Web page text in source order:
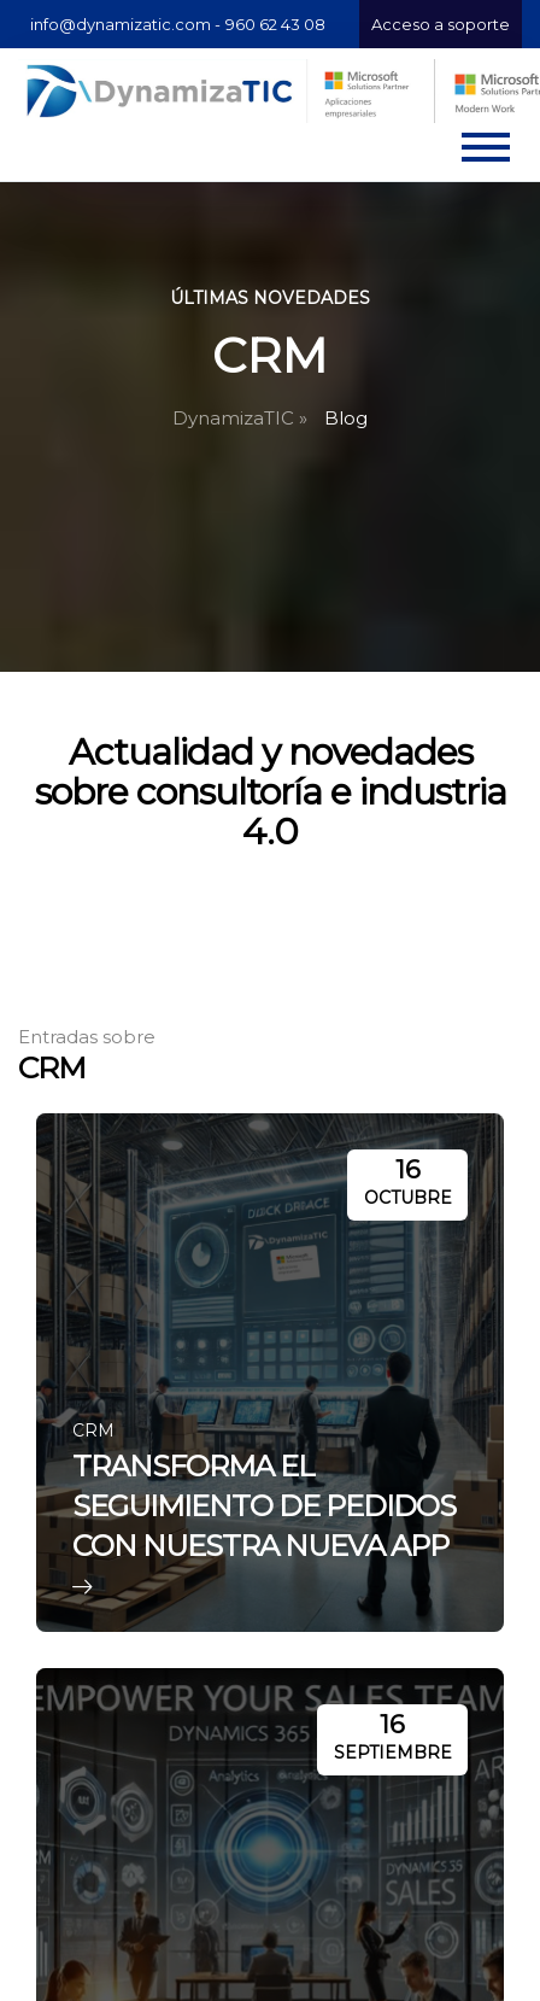
info@dynamizatic.com - 960 62 43 08 Acceso a soporte
ÚLTIMAS NOVEDADES
CRM
DynamizaTIC » Blog
Actualidad y novedades
sobre consultoría e industria
4.0
Entradas sobre
CRM
16
OCTUBRE
CRM
TRANSFORMA EL
SEGUIMIENTO DE PEDIDOS
CON NUESTRA NUEVA APP
16
SEPTIEMBRE